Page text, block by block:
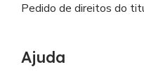
Pedido de direitos do
Ajuda